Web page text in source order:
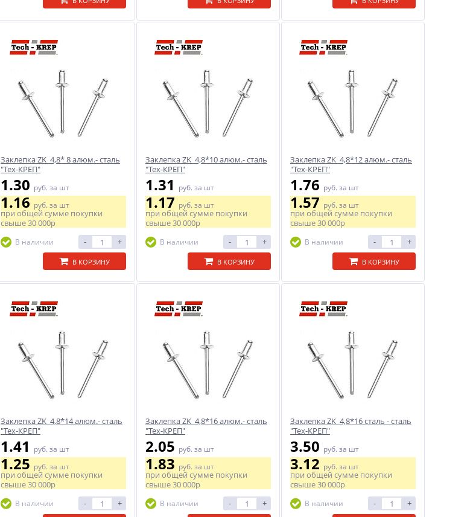
Заклепка ZK 4,8* 8 алюм.- сталь
"Тех-КРЕП"
1.30 руб. за шт
1.16руб. за шт
при общей сумме покупки
свыше30 000р
В наличии - +
В КОРЗИНУ
Заклепка ZK 4,8*10 алюм.- сталь
"Тех-КРЕП"
1.31 руб. за шт
1.17руб. за шт
при общей сумме покупки
свыше30 000р
В наличии - +
В КОРЗИНУ
Заклепка ZK 4,8*12 алюм.- сталь
"Тех-КРЕП"
1.76 руб. за шт
1.57руб. за шт
при общей сумме покупки
свыше30 000р
В наличии - +
В КОРЗИНУ
Заклепка ZK 4,8*14 алюм.- сталь
"Тех-КРЕП"
1.41 руб. за шт
1.25руб. за шт
при общей сумме покупки
свыше30 000р
В наличии - +
Заклепка ZK 4,8*16 алюм.- сталь
"Тех-КРЕП"
2.05 руб. за шт
1.83руб. за шт
при общей сумме покупки
свыше30 000р
В наличии - +
Заклепка ZK 4,8*16 сталь - сталь
"Тех-КРЕП"
3.50 руб. за шт
3.12руб. за шт
при общей сумме покупки
свыше30 000р
В наличии - +